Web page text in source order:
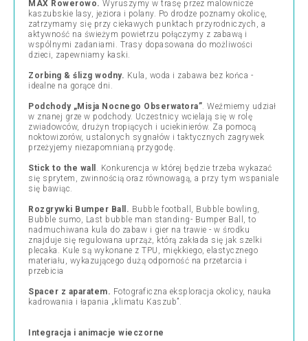
MAX Rowerowo. Wyruszymy w trasę przez malownicze
kaszubskie lasy, jeziora i polany. Po drodze poznamy okolicę,
zatrzymamy się przy ciekawych punktach przyrodniczych, a
aktywność na świeżym powietrzu połączymy z zabawą i
wspólnymi zadaniami. Trasy dopasowana do możliwości
dzieci, zapewniamy kaski.
Zorbing & ślizg wodny. Kula, woda i zabawa bez końca -
idealne na gorące dni.
Podchody „Misja Nocnego Obserwatora”. Weźmiemy udział
w znanej grze w podchody. Uczestnicy wcielają się w rolę
zwiadowców, drużyn tropiących i uciekinierów. Za pomocą
noktowizorów, ustalonych sygnałów i taktycznych zagrywek
przeżyjemy niezapomnianą przygodę.
Stick to the wall
. Konkurencja w której będzie trzeba wykazać
się sprytem, zwinnością oraz równowagą, a przy tym wspaniale
się bawiąc.
Rozgrywki Bumper Ball. Bubble football, Bubble bowling,
Bubble sumo, Last bubble man standing- Bumper Ball, to
nadmuchiwana kula do zabaw i gier na trawie - w środku
znajduje się regulowana uprząż, którą zakłada się jak szelki
plecaka. Kule są wykonane z TPU, miękkiego, elastycznego
materiału, wykazującego dużą odporność na przetarcia i
przebicia
Spacer z aparatem. Fotograficzna eksploracja okolicy, nauka
kadrowania i łapania „klimatu Kaszub”.
Integracja i animacje wieczorne